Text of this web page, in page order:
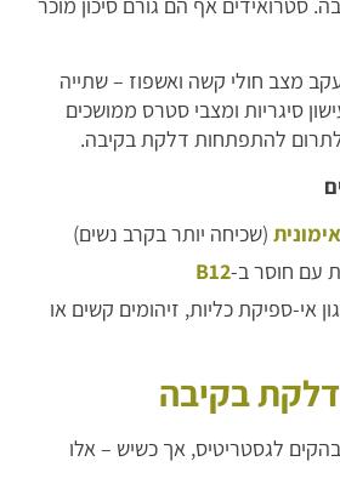
מצב חולי קשה ואשפוז – שתייה
סיגריות ומצבי סטרס ממושכים
להתפתחות דלקת בקיבה.
(שכיחה יותר בקרב נשים)
עם חוסר ב-B12
אי-ספיקת כליות, זיהומים קשים או
בקיבה
לגסטריטיס, אך כשיש – אלו